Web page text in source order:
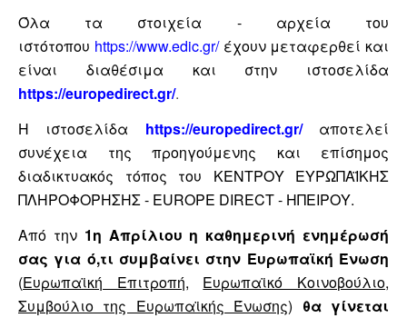
Όλα τα στοιχεία - αρχεία του
ιστότοπου https://www.edic.gr/έχουν μεταφερθεί και
είναι διαθέσιμα και στην ιστοσελίδα
https://europedirect.gr/.
Η ιστοσελίδα
https://europedirect.gr/
αποτελεί
συνέχεια της προηγούμενης και επίσημος
διαδικτυακός τόπος του ΚΕΝΤΡΟΥ ΕΥΡΩΠΑΪΚΗΣ
ΠΛΗΡΟΦΟΡΗΣΗΣ - EUROPE DIRECT - ΗΠΕΙΡΟΥ.
Από την 1η Απρίλιου η καθημερινή ενημέρωσή
σας για ό,τι συμβαίνει στην Ευρωπαϊκή Ένωση
(Ευρωπαϊκή Επιτροπή, Ευρωπαϊκό Κοινοβούλιο,
Συμβούλιο της Ευρωπαϊκής Ένωσης) θα γίνεται